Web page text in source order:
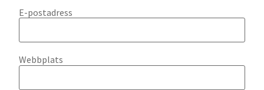
E-postadress
Webbplats